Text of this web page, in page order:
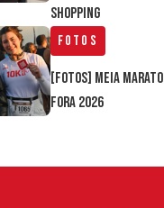
Shopping
Fotos
[FOTOS] Meia
Fora 2026